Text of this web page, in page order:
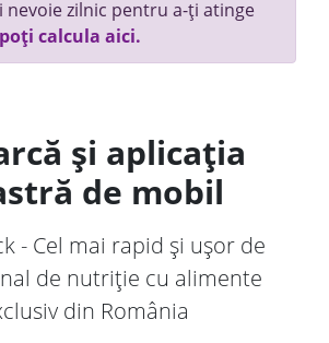
nevoie zilnic pentru a-ți atinge
calcula aici.
și aplicația
de mobil
- Cel mai rapid și ușor de
de nutriție cu alimente
din România